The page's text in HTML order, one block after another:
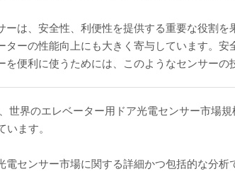
は、安全性、利便性を提供する重要な役割
ーの性能向上にも大きく寄与しています。
便利に使うためには、このようなセンサーの
世界のエレベーター用ドア光電センサー市場
ます。
センサー市場に関する詳細かつ包括的な分